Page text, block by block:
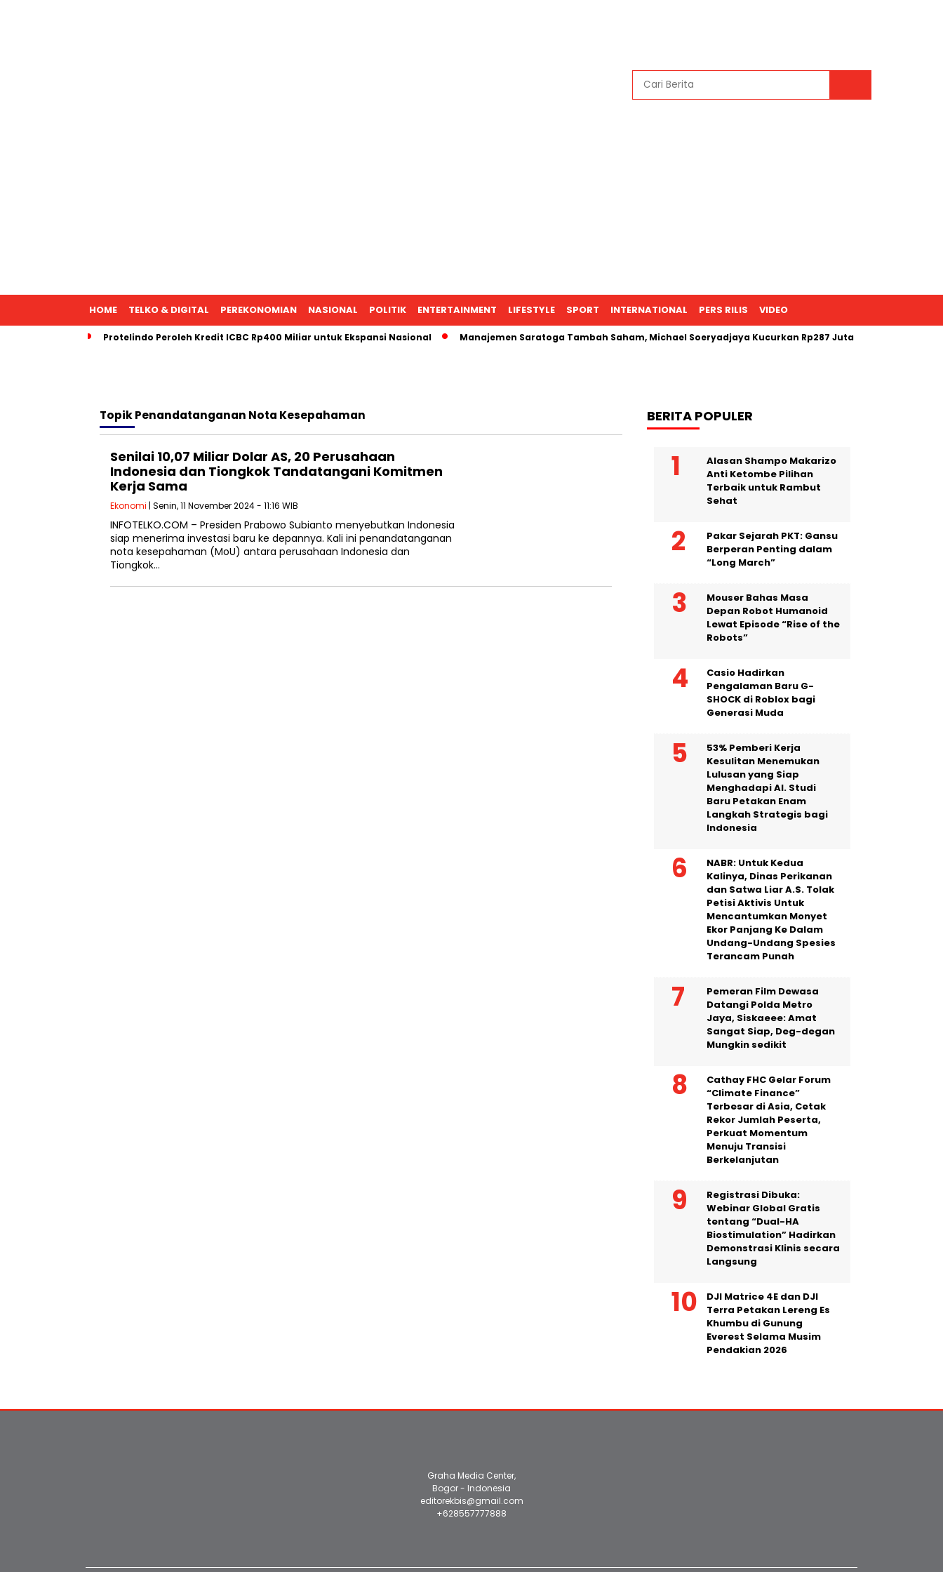
HOME TELKO & DIGITAL PEREKONOMIAN NASIONAL POLITIK ENTERTAINMENT LIFESTYLE SPORT INTERNATIONAL PERS RILIS VIDEO
Protelindo Peroleh Kredit ICBC Rp400 Miliar untuk Ekspansi Nasional Manajemen Saratoga Tambah Saham, Michael Soeryadjaya Kucurkan Rp287 Juta
TopikPenandatanganan Nota Kesepahaman
Senilai 10,07 Miliar Dolar AS, 20 Perusahaan
Indonesia dan Tiongkok Tandatangani Komitmen
Kerja Sama
Ekonomi | Senin, 11 November 2024 - 11:16 WIB
INFOTELKO.COM – Presiden Prabowo Subianto menyebutkan Indonesia
siap menerima investasi baru ke depannya. Kali ini penandatanganan
nota kesepahaman (MoU) antara perusahaan Indonesia dan
Tiongkok…
BERITA POPULER
Alasan Shampo Makarizo
Anti Ketombe Pilihan
Terbaik untuk Rambut
Sehat
Pakar Sejarah PKT: Gansu
Berperan Penting dalam
“Long March”
Mouser Bahas Masa
Depan Robot Humanoid
Lewat Episode “Rise of the
Robots”
Casio Hadirkan
Pengalaman Baru G-
SHOCK di Roblox bagi
Generasi Muda
53% Pemberi Kerja
Kesulitan Menemukan
Lulusan yang Siap
Menghadapi AI. Studi
Baru Petakan Enam
Langkah Strategis bagi
Indonesia
NABR: Untuk Kedua
Kalinya, Dinas Perikanan
dan Satwa Liar A.S. Tolak
Petisi Aktivis Untuk
Mencantumkan Monyet
Ekor Panjang Ke Dalam
Undang-Undang Spesies
Terancam Punah
Pemeran Film Dewasa
Datangi Polda Metro
Jaya, Siskaeee: Amat
Sangat Siap, Deg-degan
Mungkin sedikit
Cathay FHC Gelar Forum
“Climate Finance”
Terbesar di Asia, Cetak
Rekor Jumlah Peserta,
Perkuat Momentum
Menuju Transisi
Berkelanjutan
Registrasi Dibuka:
Webinar Global Gratis
tentang “Dual-HA
Biostimulation” Hadirkan
Demonstrasi Klinis secara
Langsung
DJI Matrice 4E dan DJI
Terra Petakan Lereng Es
Khumbu di Gunung
Everest Selama Musim
Pendakian 2026
Graha Media Center,
Bogor - Indonesia
editorekbis@gmail.com
+628557777888